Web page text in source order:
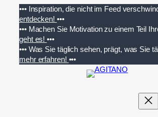
Inhalt
springen
••• Inspiration, die nicht im Feed
entdecken! •••
••• Machen Sie Motivation zu einem Teil
geht es!•••
••• Was Sie täglich sehen, prägt, was Sie
mehr erfahren! •••